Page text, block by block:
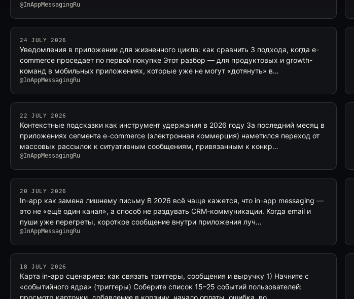
@InAppMessagingRu
24 JULY 2026
Уведомления в приложении для жизненного цикла: как сравнить 3 подхода, когда e-
commerce проседает по первой покупке Этот разбор — для продуктовых и growth-
команд в мобильных приложениях, которые уже не могут «дотянуть» в…
@InAppMessagingRu
22 JULY 2026
Контекстные подсказки как инструмент удержания в 2026 году За последний месяц в
приложениях сегмента e-commerce (электронная коммерция) наметился переход от
массовых рассылок к ситуативным сообщениям, привязанным к конкр…
@InAppMessagingRu
20 JULY 2026
In-app как замена лишнему письму В 2026 всё чаще кажется, что in-app messaging —
это не «ещё один канал», а способ не раздувать CRM-коммуникации. Когда email и
пуши уже перегреты, короткое сообщение внутри приложения луч…
@InAppMessagingRu
18 JULY 2026
Карта in-app сценариев: как связать триггеры, сообщения и выручку 1) Начните с
«событийного ядра» (триггеры) Соберите список 15–25 событий пользователей:
просмотр карточки, добавление в корзину, начало оплаты, ошибка, во…